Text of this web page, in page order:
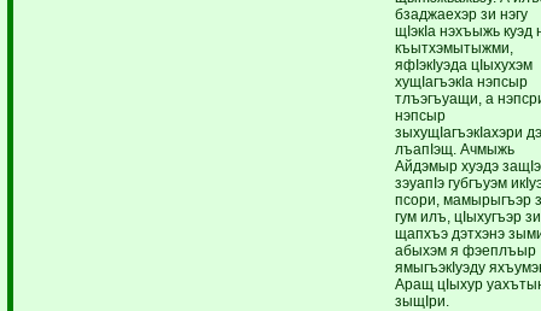
бзаджаехэр зи нэгу
щIэкIа нэхъыжь куэд
къытхэмытыжми,
яфIэкIуэда цIыхухэм
хущIагъэкIа нэпсыр
тлъэгъуащи, а
нэпсыр
зыхущIагъэкIахэри
лъапIэщ. Ачмыжь
Айдэмыр хуэдэ
зэуапIэ губгъуэм
псори, мамырыгъэр
гум илъ, цIыхугъэр зи
щапхъэ дэтхэнэ
абыхэм я фэеплъыр
ямыгъэкIуэду
Аращ цIыхур
зыщIри.